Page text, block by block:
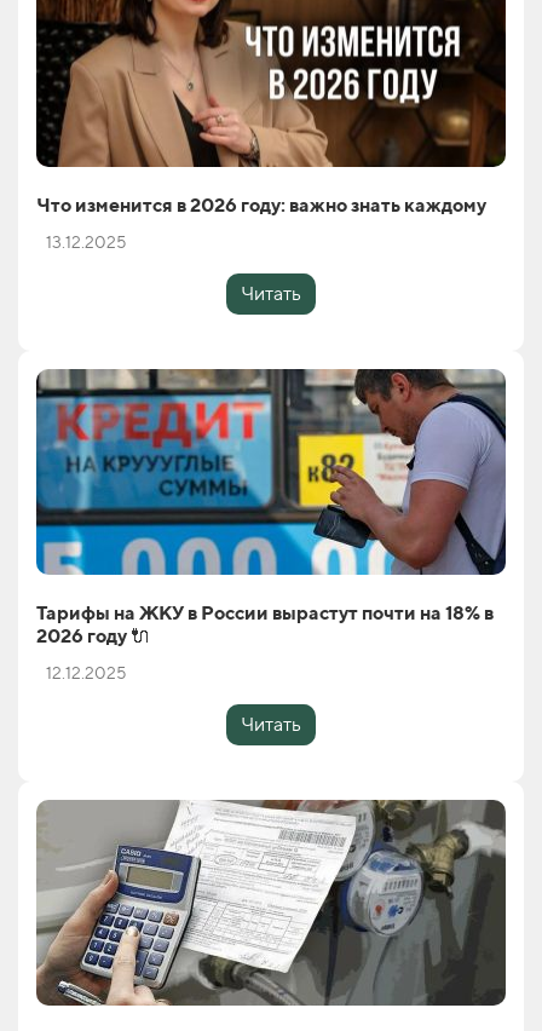
Что изменится в 2026 году: важно знать каждому
13.12.2025
Читать
Тарифы на ЖКУ в России вырастут почти на 18% в
2026 году 🔌
12.12.2025
Читать